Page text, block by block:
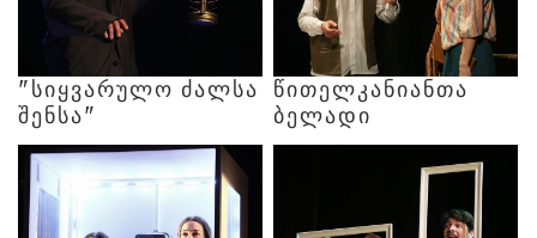
"ᲡᲘᲧᲕᲐᲠᲣᲚᲝ ᲫᲐᲚᲡᲐ
ᲨᲔᲜᲡᲐ"
ᲬᲘᲗᲔᲚᲙᲐᲜᲘᲐᲜᲗᲐ
ᲑᲔᲚᲐᲓᲘ